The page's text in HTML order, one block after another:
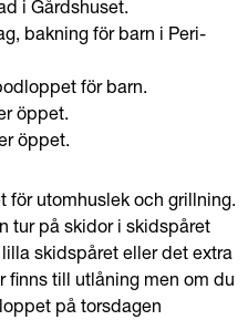
i Gårdshuset.
bakning för barn i Peri-
för barn.
öppet.
öppet.
för utomhuslek och grillning.
tur på skidor i skidspåret
skidspåret eller det extra
finns till utlåning men om du
på torsdagen